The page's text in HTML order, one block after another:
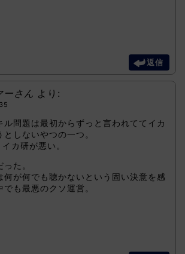
返信
ーさん より:
ル問題は最初からずっと言われててイカ
しないやつの一つ。
カ研が悪い。
た。
何が何でも聴かないという固い決意を感
も最悪のクソ運営。